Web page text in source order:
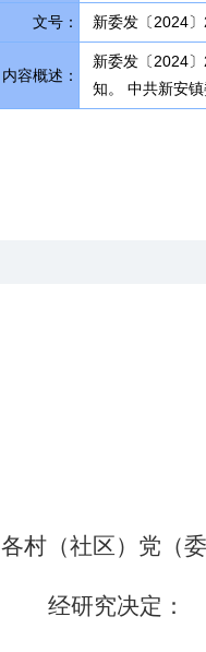
文号： 新委发〔2024
内容概述：
新委发〔2024
知。 中共新安
各村（社区）党（
经研究决定：